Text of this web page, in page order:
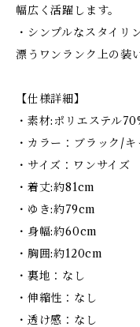
幅広く活躍します。
・シンプルなスタイリ
漂うワンランク上の装
【仕様詳細】
・素材:ポリエステル
・カラー：ブラック/
・サイズ：ワンサイズ
・着丈:約81cm
・ゆき:約79cm
・身幅:約60cm
・胸囲:約120cm
・裏地：なし
・伸縮性：なし
・透け感：なし